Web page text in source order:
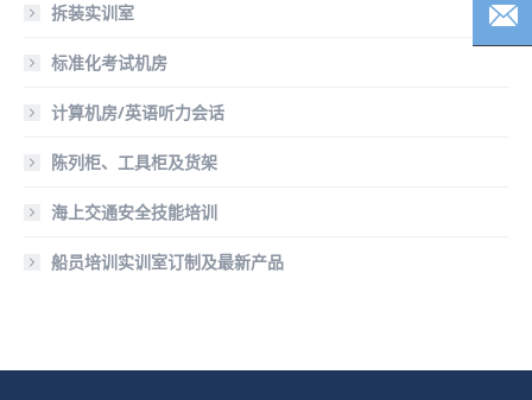
拆装实训室
标准化考试机房
计算机房/英语听力会话
陈列柜、工具柜及货架
海上交通安全技能培训
船员培训实训室订制及最新产品